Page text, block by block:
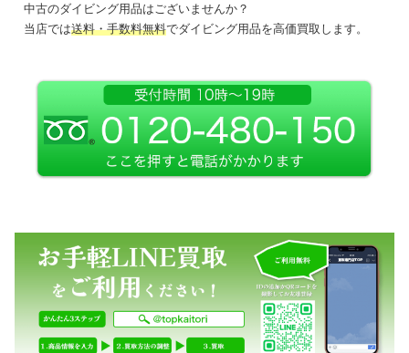
中古のダイビング用品はございませんか？
当店では送料・手数料無料でダイビング用品を高価買取します。